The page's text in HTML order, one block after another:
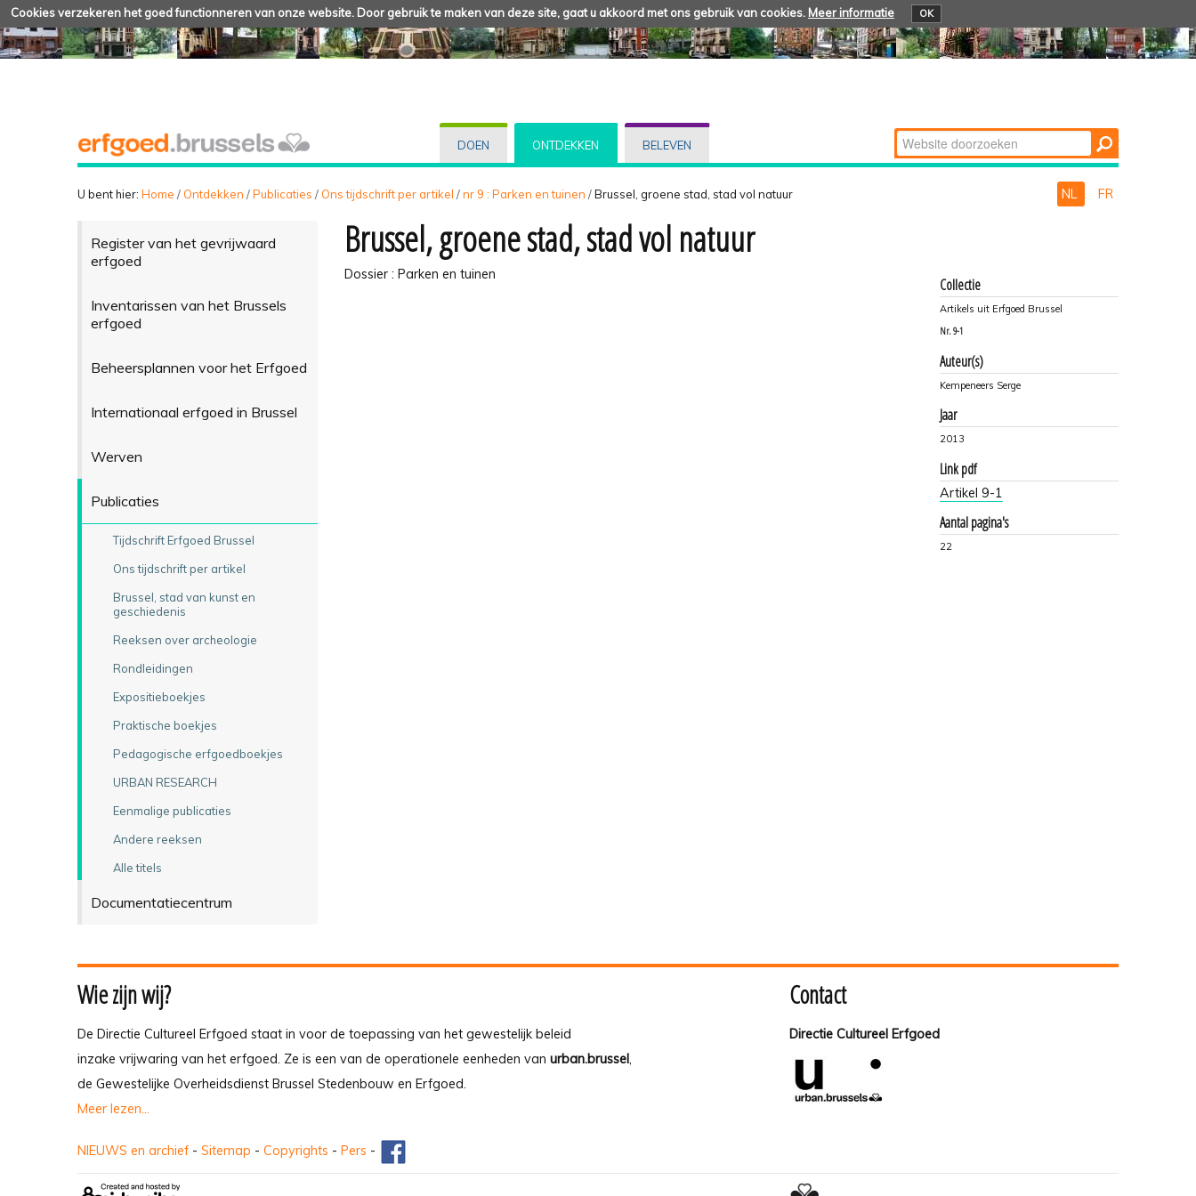
Cookies verzekeren het goed functionneren van onze website. Door gebruik te maken van deze site, gaat u akkoord met ons gebruik van cookies. Meer informatie OK
DOEN ONTDEKKEN BELEVEN Zoek
Geavanceerd
U bent hier: Home / Ontdekken /Publicaties / Ons tijdschrift per artikel /nr 9 : Parken en tuinen /Brussel, groene stad, stad vol natuur NL FR
Register van het gevrijwaard
erfgoed
Inventarissen van het Brussels
erfgoed
Beheersplannen voor het Erfgoed
Internationaal erfgoed in Brussel
Werven
Publicaties
Tijdschrift Erfgoed Brussel
Ons tijdschrift per artikel
Brussel, stad van kunst en
geschiedenis
Reeksen over archeologie
Rondleidingen
Expositieboekjes
Praktische boekjes
Pedagogische erfgoedboekjes
URBAN RESEARCH
Eenmalige publicaties
Andere reeksen
Alle titels
Documentatiecentrum
Brussel, groene stad, stad vol natuur
Dossier : Parken en tuinen
Collectie
Artikels uit Erfgoed Brussel
Nr. 9-1
Auteur(s)
Kempeneers Serge
Jaar
2013
Link pdf
Artikel 9-1
Aantal pagina's
22
Wie zijn wij?
De Directie Cultureel Erfgoed staat in voor de toepassing van het gewestelijk beleid
inzake vrijwaring van het erfgoed. Ze is een van de operationele eenheden van urban.brussel,
de Gewestelijke Overheidsdienst Brussel Stedenbouw en Erfgoed.
Meer lezen...
Contact
Directie Cultureel Erfgoed
NIEUWS en archief - Sitemap - Copyrights - Pers -